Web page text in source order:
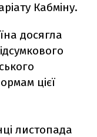
Кабміну.
досягла
цієї
листопада